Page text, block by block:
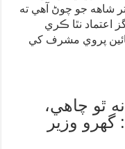
شاهه جو چوڻ آهي ته
اعتماد نٿا ڪري
پروي مشرف کي
ٿو چاهي،
وزير